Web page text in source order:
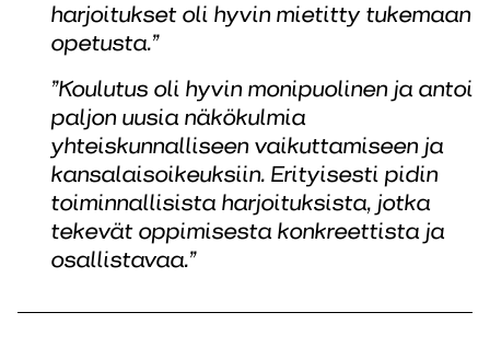
harjoitukset oli hyvin mietitty tukemaan
opetusta.”
”Koulutus oli hyvin monipuolinen ja antoi
paljon uusia näkökulmia
yhteiskunnalliseen vaikuttamiseen ja
kansalaisoikeuksiin. Erityisesti pidin
toiminnallisista harjoituksista, jotka
tekevät oppimisesta konkreettista ja
osallistavaa.”